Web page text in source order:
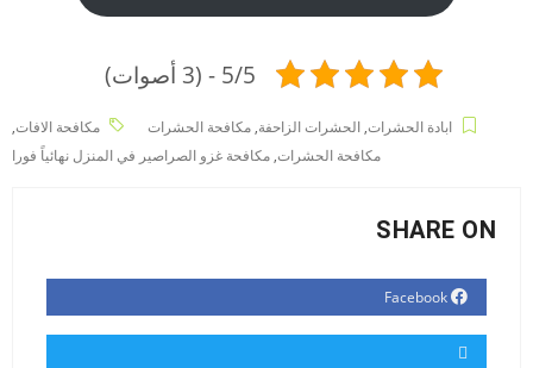
5/5 - (3 أصوات)
ابادة الحشرات, الحشرات الزاحفة, مكافحة الحشرات مكافحة الافات,
مكافحة الحشرات, مكافحة غزو الصراصير في المنزل نهائياً فورا
SHARE ON